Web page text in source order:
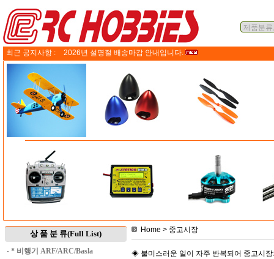
최근 공지사항 : 2026년 설명절 배송마감 안내입니다.
상 품 분 류(Full List)
· * 비행기 ARF/ARC/Basla
Home > 중고시장
◈ 불미스러운 일이 자주 반복되어 중고시